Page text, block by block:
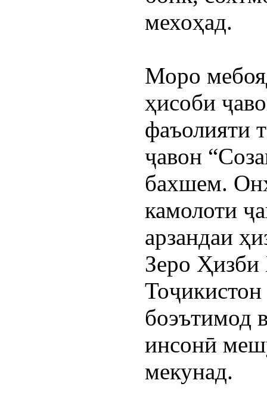
мехоҳад.
Моро
ҳисоби
фаъолияти
ҷавон
бахшем.
камолоти
арзандаи
Зеро
боэътимод
инсонӣ
мекунад.